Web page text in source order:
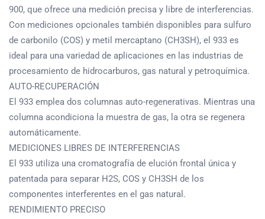
900, que ofrece una medición precisa y libre de interferencias.
Con mediciones opcionales también disponibles para sulfuro
de carbonilo (COS) y metil mercaptano (CH3SH), el 933 es
ideal para una variedad de aplicaciones en las industrias de
procesamiento de hidrocarburos, gas natural y petroquímica.
AUTO-RECUPERACIÓN
El 933 emplea dos columnas auto-regenerativas. Mientras una
columna acondiciona la muestra de gas, la otra se regenera
automáticamente.
MEDICIONES LIBRES DE INTERFERENCIAS
El 933 utiliza una cromatografía de elución frontal única y
patentada para separar H2S, COS y CH3SH de los
componentes interferentes en el gas natural.
RENDIMIENTO PRECISO